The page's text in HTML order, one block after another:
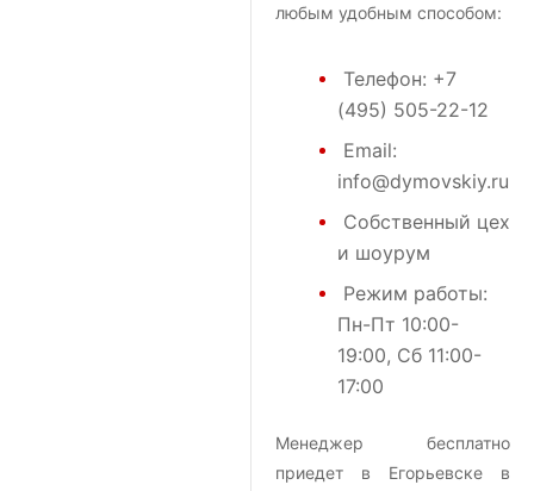
любым удобным способом:
Телефон: +7
(495) 505-22-12
Email:
info@dymovskiy.ru
Собственный цех
и шоурум
Режим работы:
Пн-Пт 10:00-
19:00, Сб 11:00-
17:00
Менеджер бесплатно
приедет в Егорьевске в